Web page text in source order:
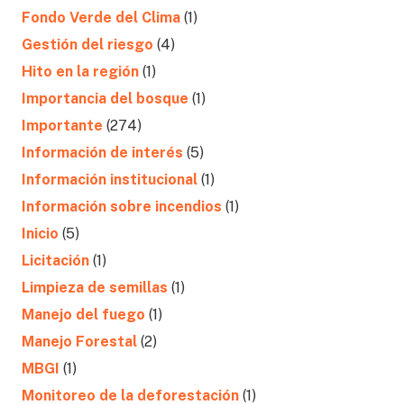
Fondo Verde del Clima (1)
Gestión del riesgo (4)
Hito en la región (1)
Importancia del bosque (1)
Importante (274)
Información de interés (5)
Información institucional (1)
Información sobre incendios (1)
Inicio (5)
Licitación (1)
Limpieza de semillas (1)
Manejo del fuego (1)
Manejo Forestal (2)
MBGI (1)
Monitoreo de la deforestación (1)